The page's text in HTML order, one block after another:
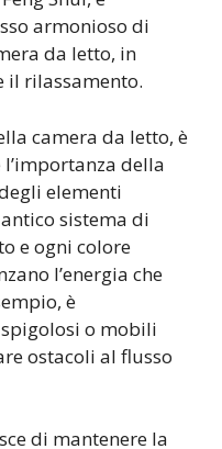
armonioso di
da letto, in
il rilassamento.
camera da letto, è
della
elementi
sistema di
e ogni colore
l’energia che
è
o mobili
ostacoli al flusso
di mantenere la